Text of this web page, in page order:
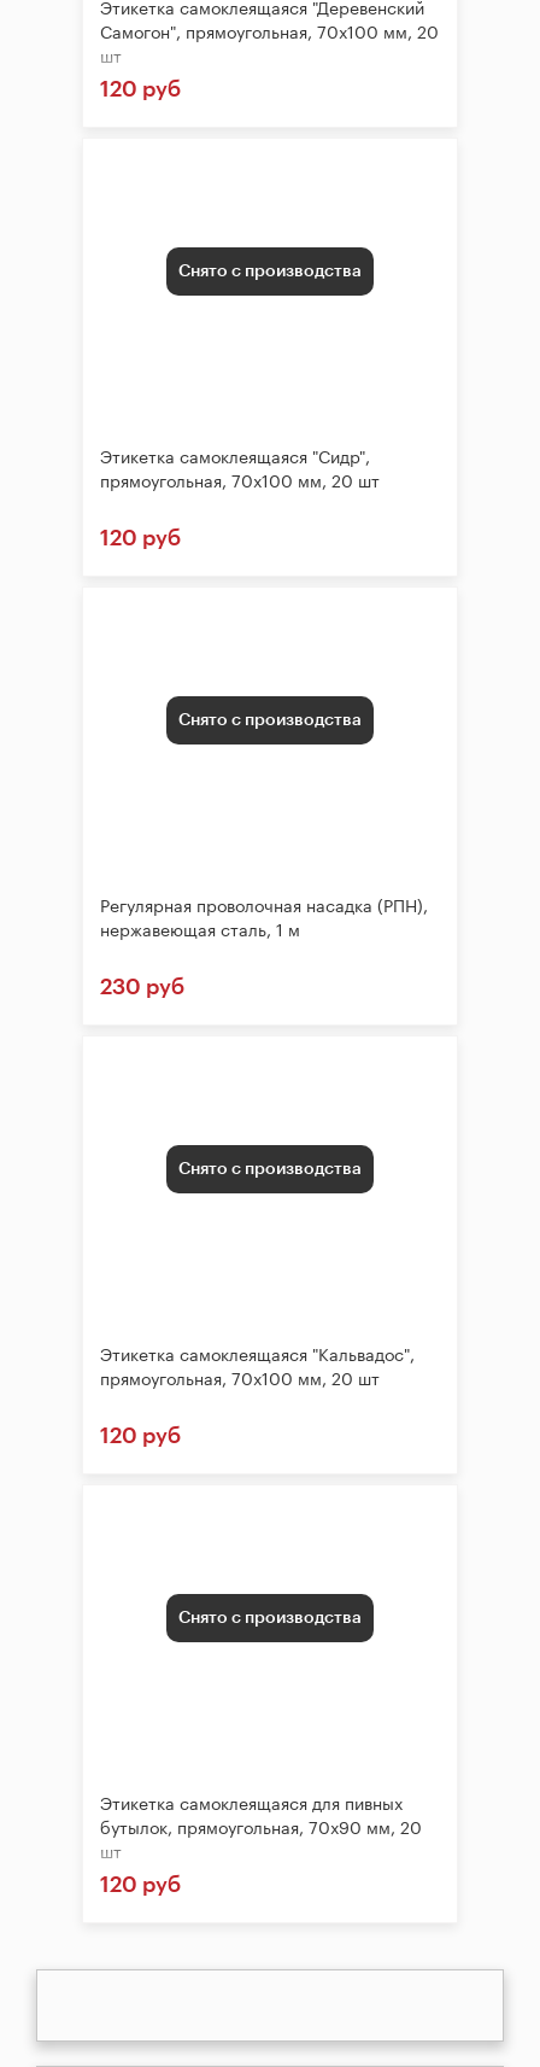
Этикетка самоклеящаяся "Деревенский
Самогон", прямоугольная, 70х100 мм, 20
шт
120 руб
Снято с производства
Этикетка самоклеящаяся "Сидр",
прямоугольная, 70х100 мм, 20 шт
120 руб
Снято с производства
Регулярная проволочная насадка (РПН),
нержавеющая сталь, 1 м
230 руб
Снято с производства
Этикетка самоклеящаяся "Кальвадос",
прямоугольная, 70х100 мм, 20 шт
120 руб
Снято с производства
Этикетка самоклеящаяся для пивных
бутылок, прямоугольная, 70х90 мм, 20
шт
120 руб